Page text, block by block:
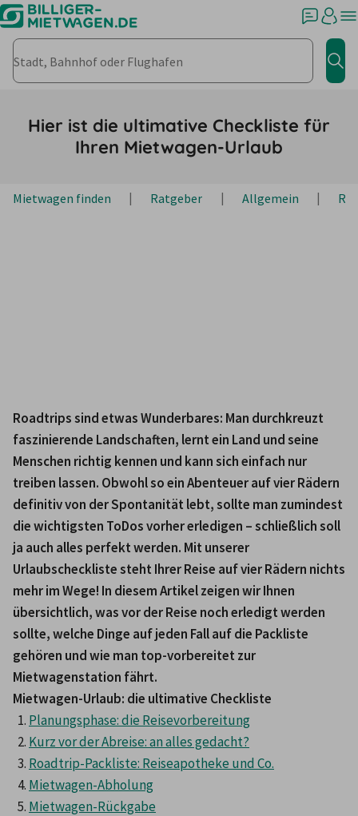
Stadt, Bahnhof oder Flughafen
Hier ist die ultimative Checkliste für
Ihren Mietwagen-Urlaub
Mietwagen finden Ratgeber Allgemein
Roadtrips sind etwas Wunderbares: Man durchkreuzt
faszinierende Landschaften, lernt ein Land und seine
Menschen richtig kennen und kann sich einfach nur
treiben lassen. Obwohl so ein Abenteuer auf vier Rädern
definitiv von der Spontanität lebt, sollte man zumindest
die wichtigsten ToDos vorher erledigen – schließlich soll
ja auch alles perfekt werden. Mit unserer
Urlaubscheckliste steht Ihrer Reise auf vier Rädern nichts
mehr im Wege! In diesem Artikel zeigen wir Ihnen
übersichtlich, was vor der Reise noch erledigt werden
sollte, welche Dinge auf jeden Fall auf die Packliste
gehören und wie man top-vorbereitet zur
Mietwagenstation fährt.
Mietwagen-Urlaub: die ultimative Checkliste
Planungsphase: die Reisevorbereitung
Kurz vor der Abreise: an alles gedacht?
Roadtrip-Packliste: Reiseapotheke und Co.
Mietwagen-Abholung
Mietwagen-Rückgabe